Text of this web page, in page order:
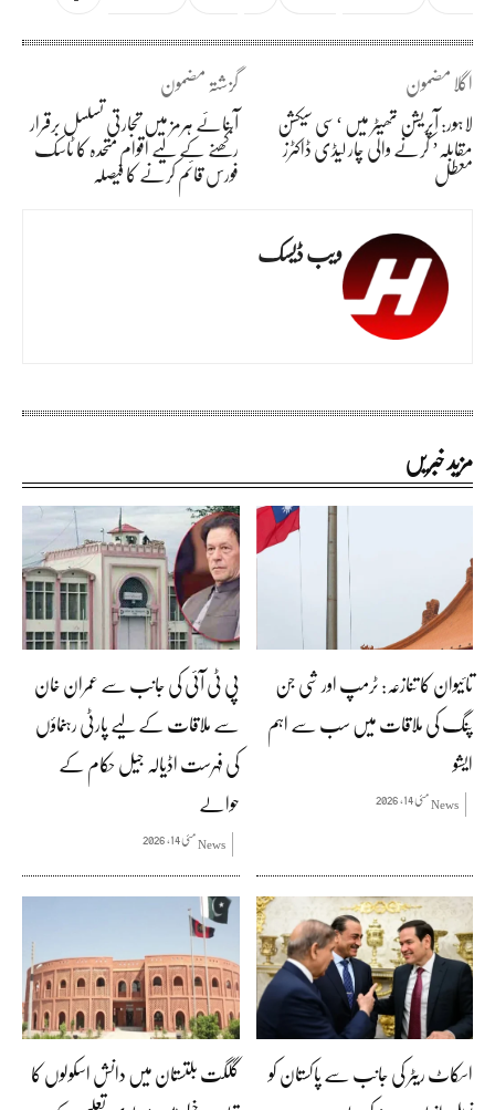
گزشتہ مضمون
آبنائے ہرمز میں تجارتی تسلسل برقرار
رکھنے کے لیے اقوام متحدہ کا ٹاسک
فورس قائم کرنے کا فیصلہ
اگلا مضمون
لاہور: آپریشن تھیٹر میں ‘سی سیکشن
مقابلہ’ کرنے والی چار لیڈی ڈاکٹرز
معطل
ویب ڈیسک
مزید خبریں
تائیوان کا تنازعہ: ٹرمپ اور شی جن
پنگ کی ملاقات میں سب سے اہم
ایشو
Newsمئی 14, 2026
پی ٹی آئی کی جانب سے عمران خان
سے ملاقات کے لیے پارٹی رہنماؤں
کی فہرست اڈیالہ جیل حکام کے
حوالے
Newsمئی 14, 2026
اسکاٹ ریٹر کی جانب سے پاکستان کو
گلگت بلتستان میں دانش اسکولوں کا